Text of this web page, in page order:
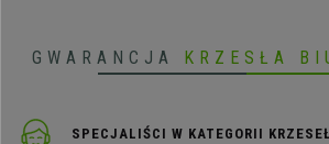
GWARANCJA KRZESŁA
SPECJALIŚCI W KATEGORII